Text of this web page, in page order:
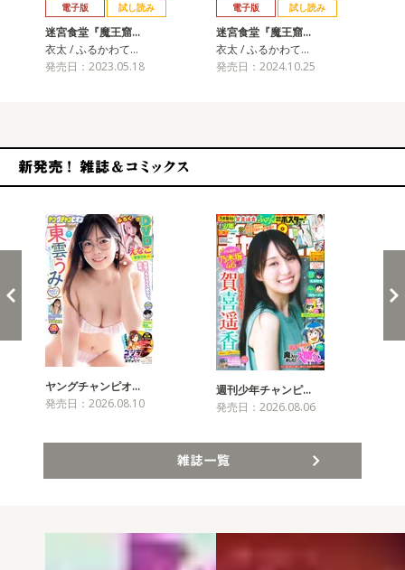
電子版 試し読み
迷宮食堂『魔王窟…
衣太 / ふるかわて…
発売日：2023.05.18
電子版 試し読み
迷宮食堂『魔王窟…
衣太 / ふるかわて…
発売日：2024.10.25
ヤングチャンピオ…
発売日：2026.08.10
週刊少年チャンピ…
発売日：2026.08.06